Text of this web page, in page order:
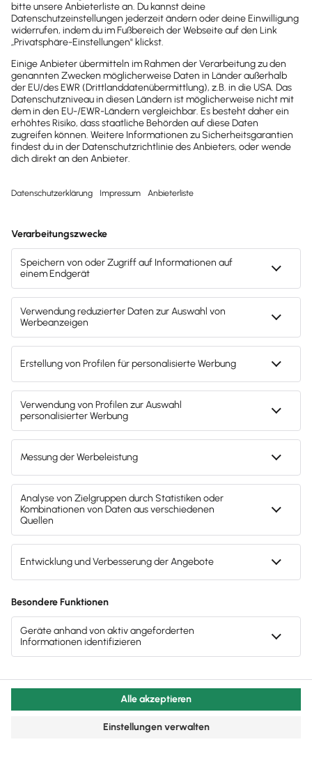
beantwortet werden müssen. Dann geht es um
Strategieberatung mit Marktanalyse und
Research
Geschäftsfeldstrategie
Innovationsmanagement
Digitalisierung
Data Analytics usw.
coaches deshalb darauf, dass dieser eine
Existenzgründungsberatungen beziehungsweise
Gründercoachings vorweisen kann– idealerweise in
deiner Branche. Vor einer Beauftragung solltest du in
jedem Fall dieZielsetzung und Vorgehensweise
abstimmen, die auf deinen konkret-individuellen Fall
abgestimmt sein muss.
Info
Dann ist ein Gründungsberater der
passende Partner
Gründercoaching sind dann empfehlenswert
wenn:
Selbstständigkeit entwickelnwillst und
noch keine Klarheit hast, ob du ein
du einCoaching
prozessorientierte Beratung, in der
deineStärken und Fähigkeiten im
Hinblick auf deine Selbstständigkeit
deine Tätigkeit alsEntrepreneur
nachhaltig und erfolgreich nutzbar zu
machen.